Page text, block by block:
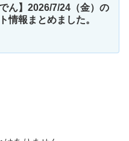
ん】2026/7/24（金）の
情報まとめました。